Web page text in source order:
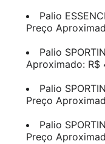
Palio
Preço
Palio
Aproximado: R$
Palio
Preço
Palio
Preço